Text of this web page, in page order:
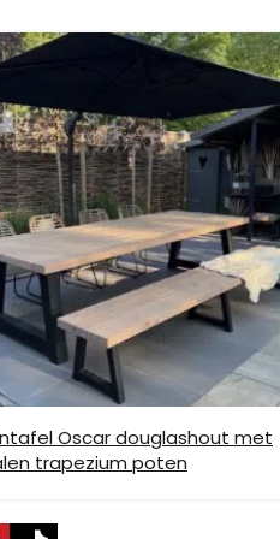
voorkomen dat u een handje
met een verhuislift op de
extra kosten voor, prijs op
via DHL verstuurd
Oscar douglashout met
trapezium poten